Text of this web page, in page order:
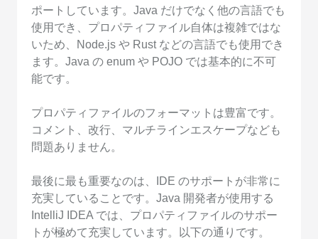
ポートしています。Java だけでなく他の言語でも
使用でき、プロパティファイル自体は複雑ではな
いため、Node.js や Rust などの言語でも使用でき
ます。Java の enum や POJO では基本的に不可
能です。
プロパティファイルのフォーマットは豊富です。
コメント、改行、マルチラインエスケープなども
問題ありません。
最後に最も重要なのは、IDE のサポートが非常に
充実していることです。Java 開発者が使用する
IntelliJ IDEA では、プロパティファイルのサポー
トが極めて充実しています。以下の通りです。